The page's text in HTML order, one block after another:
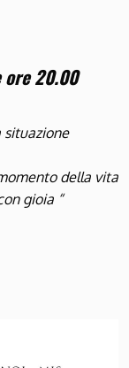
20.00
situazione
della vita
gioia “